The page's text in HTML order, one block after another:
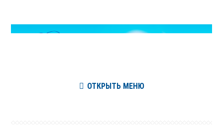
ОТКРЫТЬ МЕНЮ